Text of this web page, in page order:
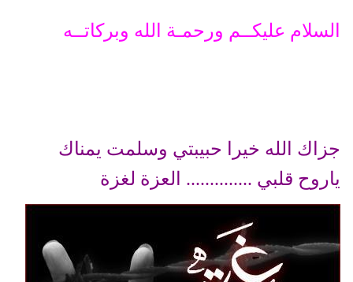
السلام عليكــم ورحمـة الله وبركاتــه
جزاك الله خيرا حبيبتي وسلمت يمناك
ياروح قلبي .............. العزة لغزة